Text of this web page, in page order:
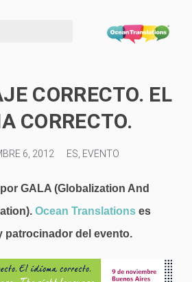
CORRECTO. EL
CORRECTO.
6, 2012 ES EVENTO
GALA (Globalization And
Ocean Translations es
patrocinador del evento.